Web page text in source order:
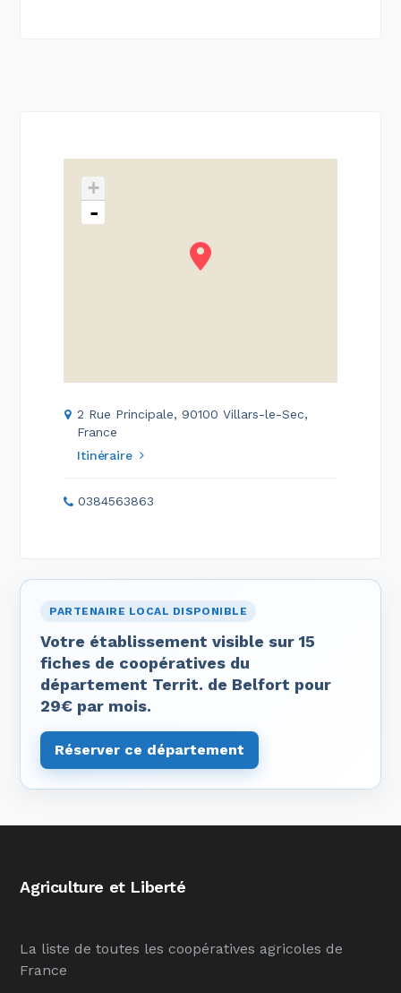
+
-
2 Rue Principale, 90100 Villars-le-Sec,
France
Itinéraire
0384563863
PARTENAIRE LOCAL DISPONIBLE
Votre établissement visible sur 15
fiches de coopératives du
département Territ. de Belfort pour
29€ par mois.
Réserver ce département
Agriculture et Liberté
La liste de toutes les coopératives agricoles de
France